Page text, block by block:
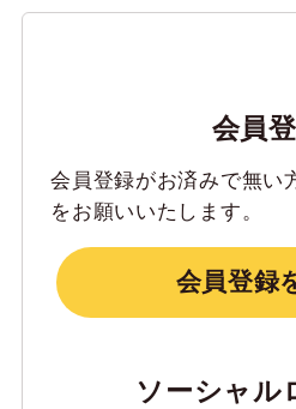
会員
会員登録がお済みで無い
をお願いいたします。
会員登録
ソーシャル